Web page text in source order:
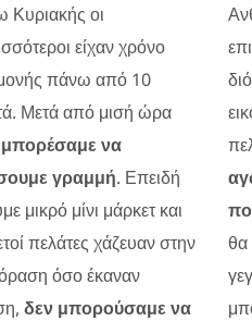
Κυριακής οι
είχαν χρόνο
πάνω από 10
Μετά από μισή ώρα
να
γραμμή. Επειδή
μικρό μίνι μάρκετ και
πελάτες χάζευαν στην
όσο έκαναν
δεν μπορούσαμε να
θα